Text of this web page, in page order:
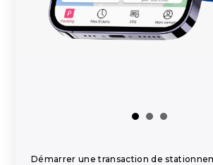
Démarrer une transaction de